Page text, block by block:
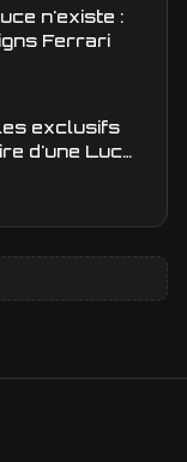
n'existe :
Ferrari
exclusifs
d'une Luce